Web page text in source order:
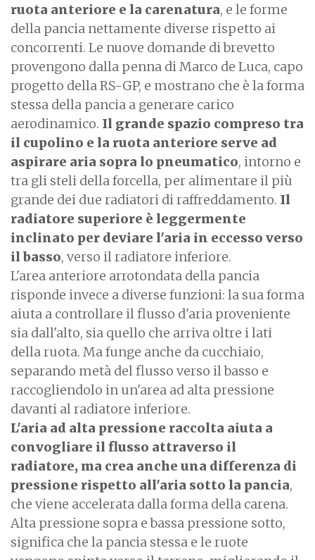
ruota anteriore e la carenatura, e le forme
della pancia nettamente diverse rispetto ai
concorrenti. Le nuove domande di brevetto
provengono dalla penna di Marco de Luca, capo
progetto della RS-GP, e mostrano che è la forma
stessa della pancia a generare carico
aerodinamico. Il grande spazio compreso tra
il cupolino e la ruota anteriore serve ad
aspirare aria sopra lo pneumatico, intorno e
tra gli steli della forcella, per alimentare il più
grande dei due radiatori di raffreddamento. Il
radiatore superiore è leggermente
inclinato per deviare l'aria in eccesso verso
il basso, verso il radiatore inferiore.
L'area anteriore arrotondata della pancia
risponde invece a diverse funzioni: la sua forma
aiuta a controllare il flusso d'aria proveniente
sia dall'alto, sia quello che arriva oltre i lati
della ruota. Ma funge anche da cucchiaio,
separando metà del flusso verso il basso e
raccogliendolo in un'area ad alta pressione
davanti al radiatore inferiore.
L'aria ad alta pressione raccolta aiuta a
convogliare il flusso attraverso il
radiatore, ma crea anche una differenza di
pressione rispetto all'aria sotto la pancia,
che viene accelerata dalla forma della carena.
Alta pressione sopra e bassa pressione sotto,
significa che la pancia stessa e le ruote